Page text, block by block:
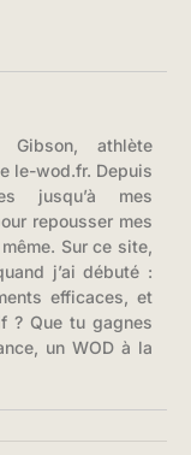
Gibson, athlète
le-wod.fr. Depuis
jusqu’à mes
repousser mes
Sur ce site,
j’ai débuté :
efficaces, et
? Que tu gagnes
un WOD à la